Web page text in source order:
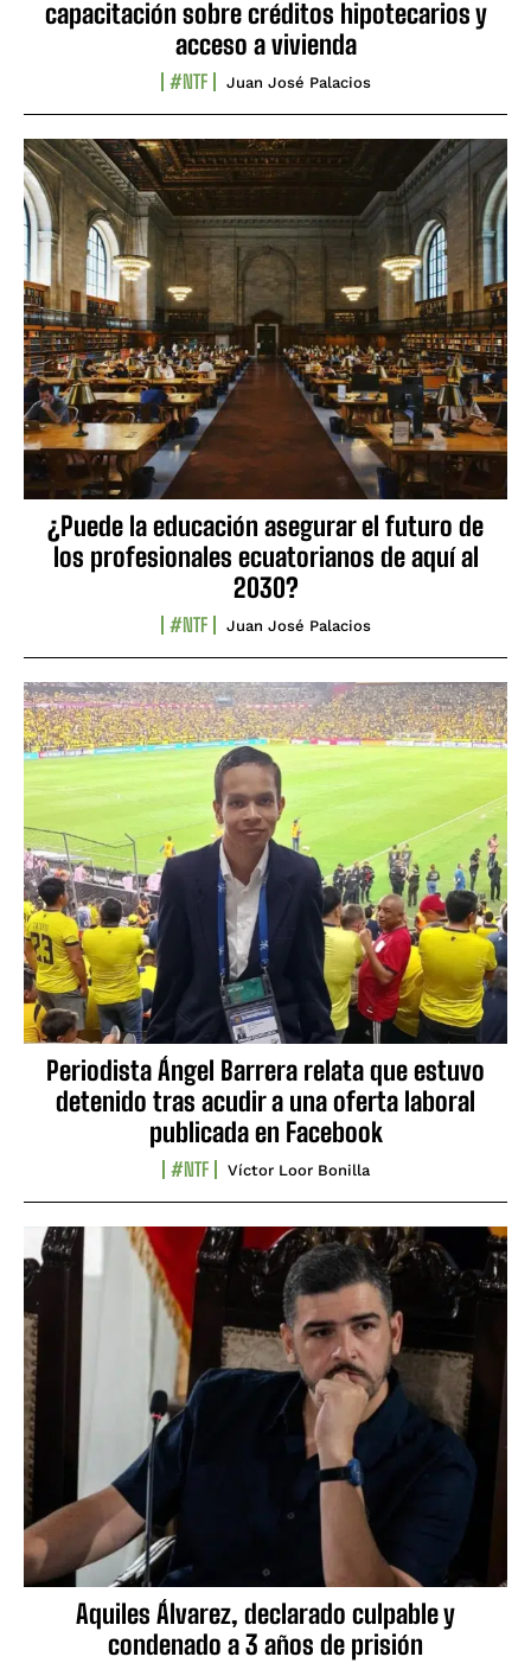
capacitación sobre créditos hipotecarios y
acceso a vivienda
#NTF Juan José Palacios
¿Puede la educación asegurar el futuro de
los profesionales ecuatorianos de aquí al
2030?
#NTF Juan José Palacios
Periodista Ángel Barrera relata que estuvo
detenido tras acudir a una oferta laboral
publicada en Facebook
#NTF Víctor Loor Bonilla
Aquiles Álvarez, declarado culpable y
condenado a 3 años de prisión